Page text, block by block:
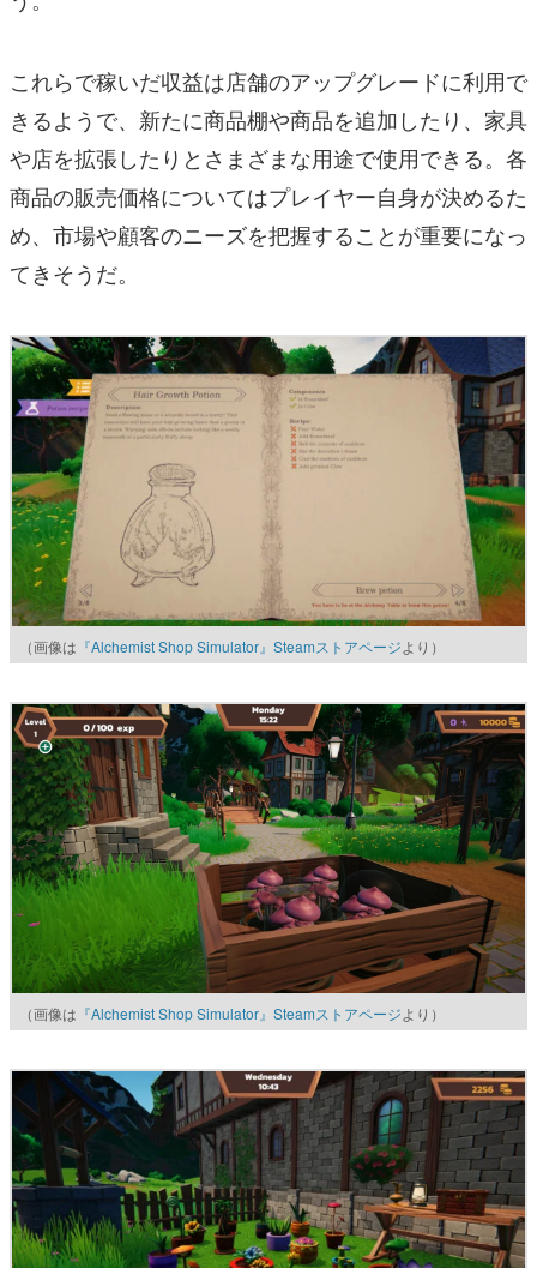
これらで稼いだ収益は店舗のアップグレードに利用で
きるようで、新たに商品棚や商品を追加したり、家具
や店を拡張したりとさまざまな用途で使用できる。各
商品の販売価格についてはプレイヤー自身が決めるた
め、市場や顧客のニーズを把握することが重要になっ
てきそうだ。
（画像は 『Alchemist Shop Simulator』Steamストアページより）
（画像は 『Alchemist Shop Simulator』Steamストアページより）